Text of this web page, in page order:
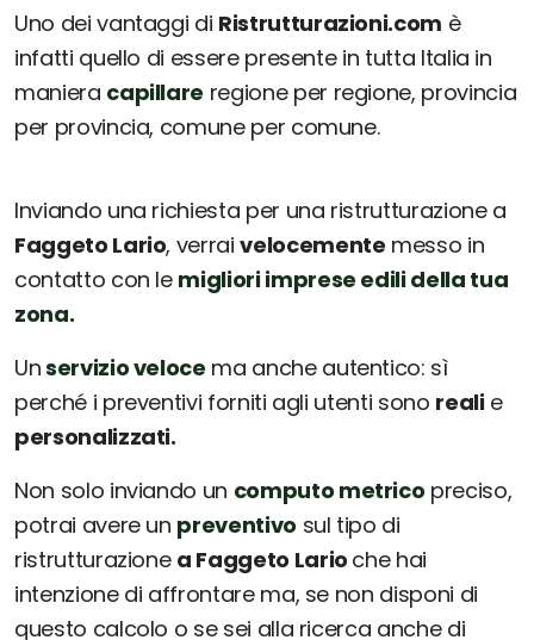
Uno dei vantaggi di Ristrutturazioni.com è
infatti quello di essere presente in tutta Italia in
maniera capillare regione per regione, provincia
per provincia, comune per comune.
Inviando una richiesta per una ristrutturazione a
Faggeto Lario, verraivelocemente messo in
contatto con le migliori imprese edili della tua
zona.
Unservizio veloce ma anche autentico: sì
perché i preventivi forniti agli utenti sono realie
personalizzati.
Non solo inviando un computo metrico preciso,
potrai avere un preventivo sul tipo di
ristrutturazione a Faggeto Lario che hai
intenzione di affrontare ma, se non disponi di
questo calcolo o se sei alla ricerca anche di